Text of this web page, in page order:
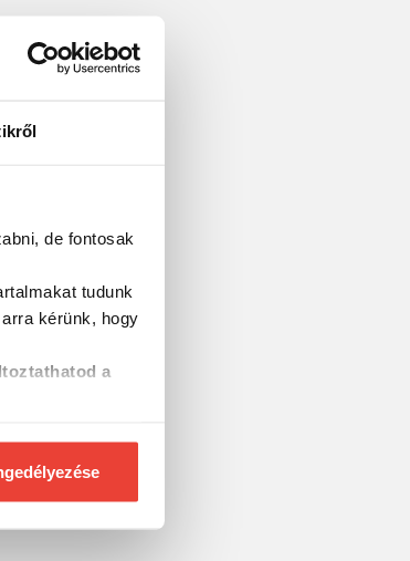
de fontosak
tudunk
arra kérünk, hogy
a